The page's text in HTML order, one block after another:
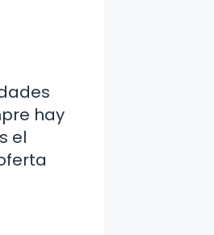
hay
el